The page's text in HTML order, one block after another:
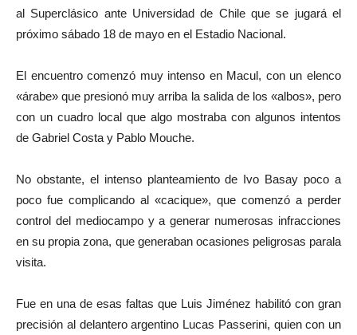
al Superclásico ante Universidad de Chile que se jugará el
próximo sábado 18 de mayo en el Estadio Nacional.
El encuentro comenzó muy intenso en Macul, con un elenco
«árabe» que presionó muy arriba la salida de los «albos», pero
con un cuadro local que algo mostraba con algunos intentos
de Gabriel Costa y Pablo Mouche.
No obstante, el intenso planteamiento de Ivo Basay poco a
poco fue complicando al «cacique», que comenzó a perder
control del mediocampo y a generar numerosas infracciones
en su propia zona, que generaban ocasiones peligrosas parala
visita.
Fue en una de esas faltas que Luis Jiménez habilitó con gran
precisión al delantero argentino Lucas Passerini, quien con un